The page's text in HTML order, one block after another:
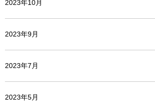
2023年10月
2023年9月
2023年7月
2023年5月